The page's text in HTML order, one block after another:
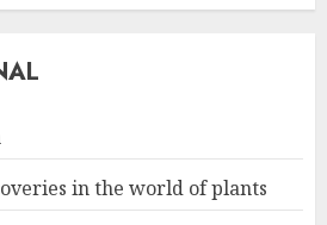
in the world of plants